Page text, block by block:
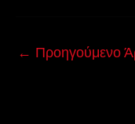
← Προηγούμενο